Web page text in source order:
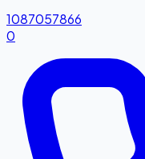
1087057866
0